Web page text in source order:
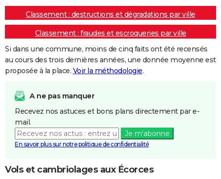
Classement : destructions et dégradations par ville
Classement : fraudes et escroqueries par ville
Si dans une commune, moins de cinq faits ont été recensés
au cours des trois dernières années, une donnée moyenne est
proposée à la place. Voir la méthodologie.
A ne pas manquer
Recevez nos astuces et bons plans directement par e-
mail.
Je m'abonne
En savoir plus sur notre politique de confidentialité
Vols et cambriolages aux Écorces